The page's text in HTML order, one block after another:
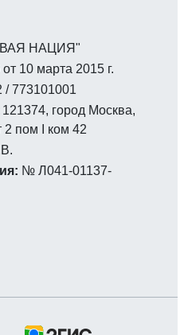
НАЦИЯ"
10 марта 2015 г.
/ 773101001
121374, город Москва,
2 пом I ком 42
№ Л041-01137-